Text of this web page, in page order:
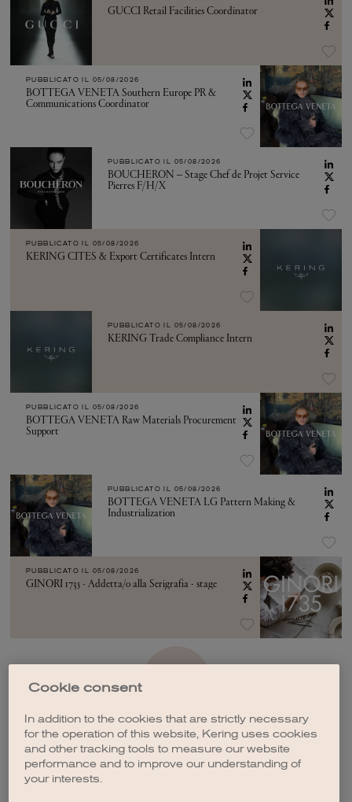
GUCCI Retail Facilities Coordinator
PUBBLICATO IL 05/08/2026
BOTTEGA VENETA Southern Europe PR &
Communications Coordinator
PUBBLICATO IL 05/08/2026
BOUCHERON – Stage Chef de Projet Service
Pierres F/H/X
PUBBLICATO IL 05/08/2026
KERING CITES & Export Certificates Intern
PUBBLICATO IL 05/08/2026
KERING Trade Compliance Intern
PUBBLICATO IL 05/08/2026
BOTTEGA VENETA Raw Materials Procurement
Support
PUBBLICATO IL 05/08/2026
BOTTEGA VENETA LG Pattern Making &
Industrialization
PUBBLICATO IL 05/08/2026
GINORI 1735 - Addetta/o alla Serigrafia - stage
Cookie consent
In addition to the cookies that are strictly necessary
for the operation of this website, Kering uses cookies
and other tracking tools to measure our website
performance and to improve our understanding of
your interests.